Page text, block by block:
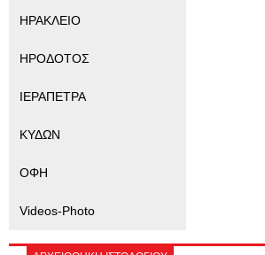
ΗΡΑΚΛΕΙΟ
ΗΡΟΔΟΤΟΣ
ΙΕΡΑΠΕΤΡΑ
ΚΥΔΩΝ
ΟΦΗ
Videos-Photo